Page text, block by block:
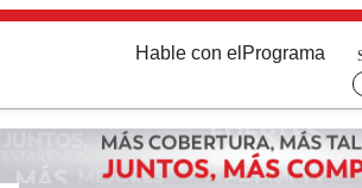
Hable con el Programa